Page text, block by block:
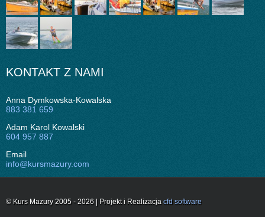
KONTAKT Z NAMI
Anna Dymkowska-Kowalska
883 381 659
Adam Karol Kowalski
604 957 887
Email
info@kursmazury.com
© Kurs Mazury 2005 - 2026 | Projekt i Realizacja cfd software